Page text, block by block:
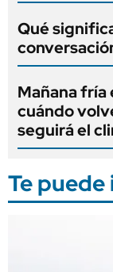
Qué
Mañana fría
cuándo
seguirá el
Te